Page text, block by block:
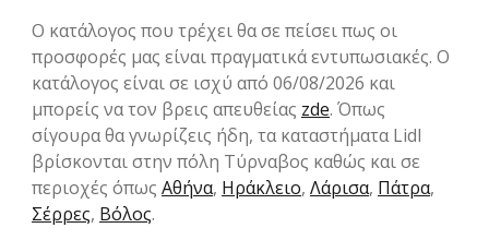
Ο κατάλογος που τρέχει θα σε πείσει πως οι
προσφορές μας είναι πραγματικά εντυπωσιακές. Ο
κατάλογος είναι σε ισχύ από 06/08/2026 και
μπορείς να τον βρεις απευθείας zde. Όπως
σίγουρα θα γνωρίζεις ήδη, τα καταστήματα Lidl
βρίσκονται στην πόλη Τύρναβος καθώς και σε
περιοχές όπως Αθήνα, Ηράκλειο, Λάρισα, Πάτρα,
Σέρρες, Βόλος.